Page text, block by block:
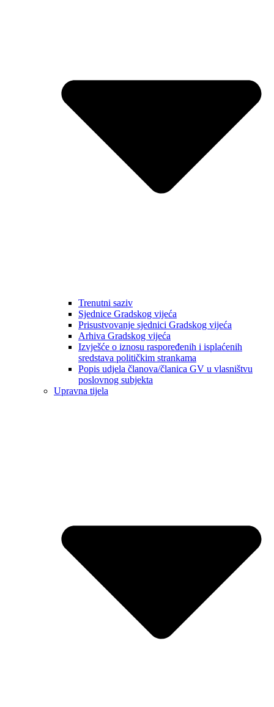
Trenutni saziv
Sjednice Gradskog vijeća
Prisustvovanje sjednici Gradskog vijeća
Arhiva Gradskog vijeća
Izvješće o iznosu raspoređenih i isplaćenih
sredstava političkim strankama
Popis udjela članova/članica GV u vlasništvu
poslovnog subjekta
Upravna tijela